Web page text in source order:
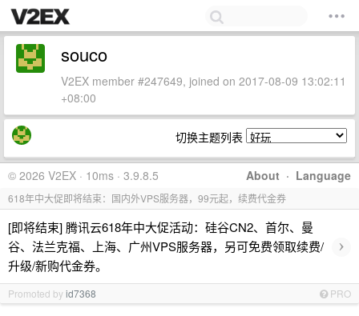
souco
V2EX member #247649, joined on 2017-08-09 13:02:11
+08:00
切换主题列表
About · Language
© 2026 V2EX · 10ms · 3.9.8.5
618年中大促即将结束：国内外VPS服务器，99元起，续费代金券
[即将结束] 腾讯云618年中大促活动：硅谷CN2、首尔、曼
谷、法兰克福、上海、广州VPS服务器，另可免费领取续费/
升级/新购代金券。
›
Promoted byid7368 PRO